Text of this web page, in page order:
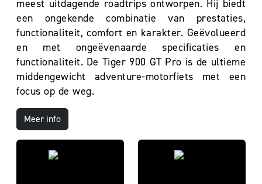
meest uitdagende roadtrips ontworpen. Hij biedt
een ongekende combinatie van prestaties,
functionaliteit, comfort en karakter. Geëvolueerd
en met ongeëvenaarde specificaties en
functionaliteit. De Tiger 900 GT Pro is de ultieme
middengewicht adventure-motorfiets met een
focus op de weg.
Meer info